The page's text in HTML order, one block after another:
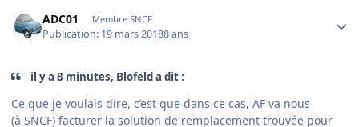
ADC01 Membre SNCF
Publication: 19 mars 20188 ans
il y a 8 minutes, Blofeld a dit :
Ce que je voulais dire, c’est que dans ce cas, AF va nous
(à SNCF) facturer la solution de remplacement trouvée pour